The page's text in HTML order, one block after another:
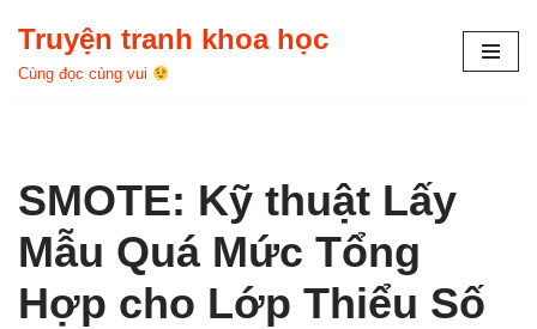
Chuyển
Truyện tranh khoa học
Cùng đọc cùng vui
SMOTE: Kỹ thuật Lấy
Mẫu Quá Mức Tổng
Hợp cho Lớp Thiểu Số